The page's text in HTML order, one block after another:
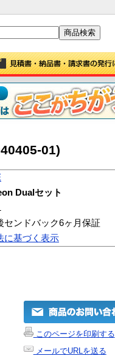
01)
Dualセット
センドバック6ヶ月保証
に基づく表示
このページを印刷する
メールでURLを送る